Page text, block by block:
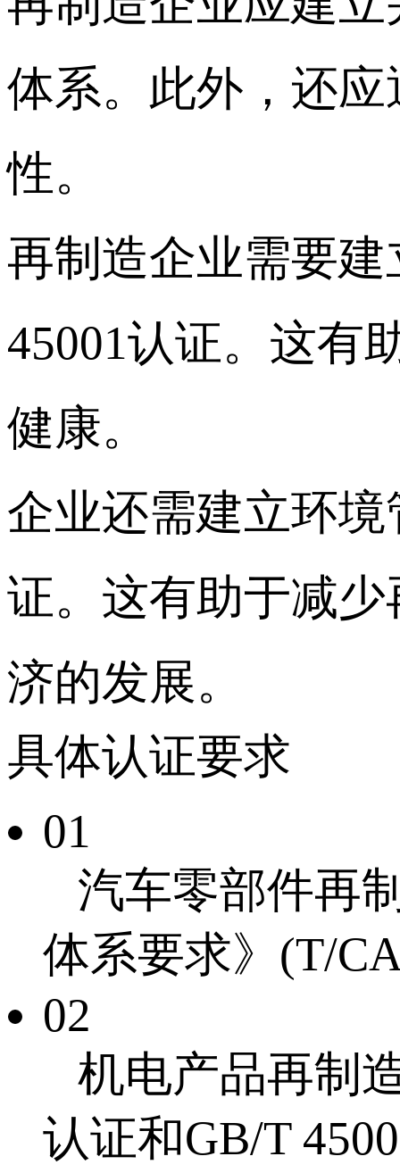
体系。此外，还
性。
再制造企业需要
45001认证。这有
健康。
企业还需建立环境
证。这有助于减
济的发展。
具体认证要求
01
汽车零部件再
体系要求》(T/
02
机电产品再制
认证和GB/T